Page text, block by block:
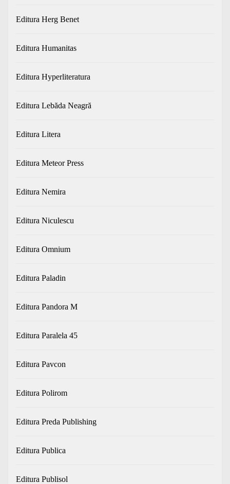
Editura Herg Benet
Editura Humanitas
Editura Hyperliteratura
Editura Lebăda Neagră
Editura Litera
Editura Meteor Press
Editura Nemira
Editura Niculescu
Editura Omnium
Editura Paladin
Editura Pandora M
Editura Paralela 45
Editura Pavcon
Editura Polirom
Editura Preda Publishing
Editura Publica
Editura Publisol